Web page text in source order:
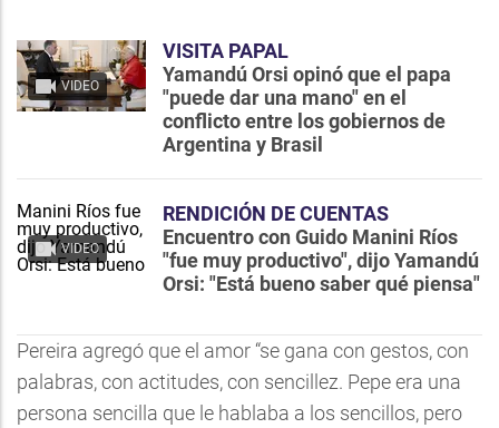
VIDEO
VISITA PAPAL
Yamandú Orsi opinó que el papa
"puede dar una mano" en el
conflicto entre los gobiernos de
Argentina y Brasil
VIDEO
RENDICIÓN DE CUENTAS
Encuentro con Guido Manini Ríos
"fue muy productivo", dijo Yamandú
Orsi: "Está bueno saber qué piensa"
Pereira agregó que el amor “se gana con gestos, con
palabras, con actitudes, con sencillez. Pepe era una
persona sencilla que le hablaba a los sencillos, pero